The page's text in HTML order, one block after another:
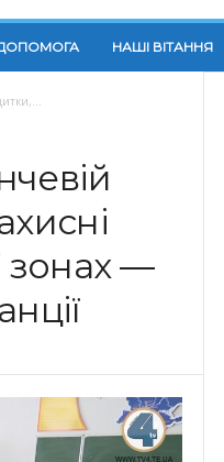
НАШІ ВІТАННЯ
зонах —